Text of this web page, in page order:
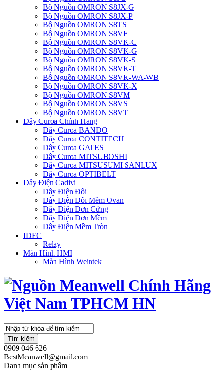
Bộ Nguồn OMRON S8JX-G
Bộ Nguồn OMRON S8JX-P
Bộ Nguồn OMRON S8TS
Bộ Nguồn OMRON S8VE
Bộ Nguồn OMRON S8VK-C
Bộ Nguồn OMRON S8VK-G
Bộ Nguồn OMRON S8VK-S
Bộ Nguồn OMRON S8VK-T
Bộ Nguồn OMRON S8VK-WA-WB
Bộ Nguồn OMRON S8VK-X
Bộ Nguồn OMRON S8VM
Bộ Nguồn OMRON S8VS
Bộ Nguồn OMRON S8VT
Dây Curoa Chính Hãng
Dây Curoa BANDO
Dây Curoa CONTITECH
Dây Curoa GATES
Dây Curoa MITSUBOSHI
Dây Curoa MITSUSUMI SANLUX
Dây Curoa OPTIBELT
Dây Điện Cadivi
Dây Điện Đôi
Dây Điện Đôi Mềm Ovan
Dây Điện Đơn Cứng
Dây Điện Đơn Mềm
Dây Điện Mềm Tròn
IDEC
Relay
Màn Hình HMI
Màn Hình Weintek
Tìm kiếm
0909 046 626
BestMeanwell@gmail.com
Danh mục sản phẩm